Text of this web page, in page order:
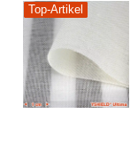
Top-Artikel